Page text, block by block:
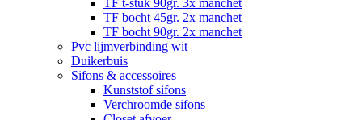
TF t-stuk 90gr. 3x manchet
TF bocht 45gr. 2x manchet
TF bocht 90gr. 2x manchet
Pvc lijmverbinding wit
Duikerbuis
Sifons & accessoires
Kunststof sifons
Verchroomde sifons